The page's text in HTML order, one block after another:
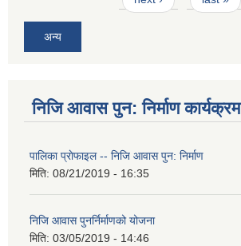
अन्य
निजि आवास पुन: निर्माण कार्यक्रम
पालिका प्राेफाइल -- निजि आवास पुन: निर्माण
मिति: 08/21/2019 - 16:35
निजि आवास पुनर्निर्माणको योजना
मिति: 03/05/2019 - 14:46